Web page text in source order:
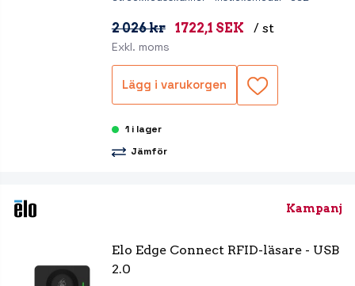
2 026 kr 1722,1 SEK / st
Exkl. moms
Lägg i varukorgen
1 i lager
Jämför
Kampanj
Elo Edge Connect RFID-läsare - USB
2.0